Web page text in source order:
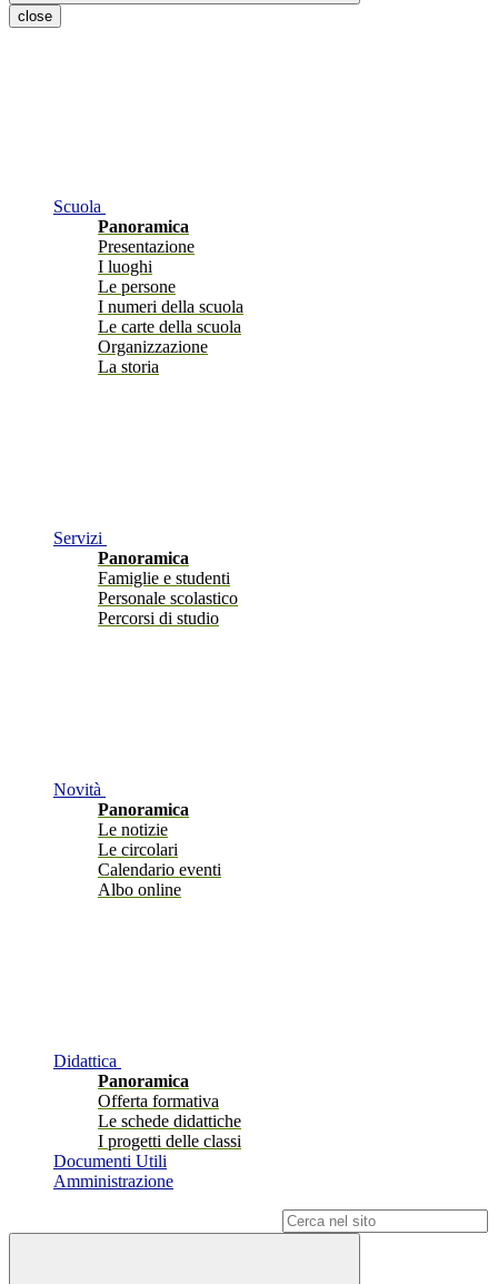
close
Scuola
Panoramica
Presentazione
I luoghi
Le persone
I numeri della scuola
Le carte della scuola
Organizzazione
La storia
Servizi
Panoramica
Famiglie e studenti
Personale scolastico
Percorsi di studio
Novità
Panoramica
Le notizie
Le circolari
Calendario eventi
Albo online
Didattica
Panoramica
Offerta formativa
Le schede didattiche
I progetti delle classi
Documenti Utili
Amministrazione